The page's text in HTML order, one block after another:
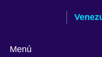
Menú